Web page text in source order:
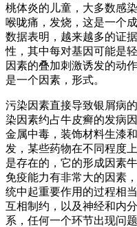
桃体炎的儿童，大多数感
喉咙痛，发烧，这是一个
数据表明，越来越多的证
性，其中每对基因可能是
因素的叠加刺激诱发的动
是一个因素，形式。
污染因素直接导致银屑病
染因素约占牛皮癣的发病
金属中毒，装饰材料生漆
发，某些药物在不同程度
是存在的，它的形成因素
免疫能力有非常大的因素
统中起重要作用的过程相
互相制约，以及神经和内
系，任何一个环节出现问